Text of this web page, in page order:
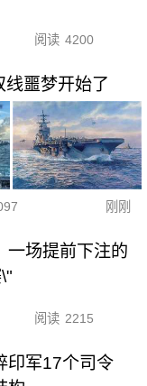
阅读 4200
噩梦开始了
刚刚
一场提前下注的
阅读 2215
印军17个司令